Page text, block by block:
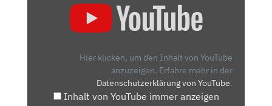
ZULEGEN!
Hier klicken, um den Inhalt von YouTube
anzuzeigen. Erfahre mehr in der
Datenschutzerklärung von YouTube.
Inhalt von YouTube immer anzeigen